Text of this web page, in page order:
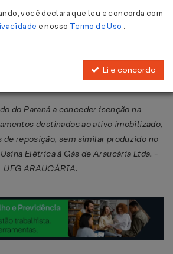
ICMS nº 93 de
do Paraná a conceder isenção na
destinados ao ativo imobilizado,
de reposição, sem similar produzido no
Elétrica à Gás de Araucária Ltda. -
UEG ARAUCÁRIA.
você declara que leu e concorda com
e nosso Termo de Uso .
Li e concordo